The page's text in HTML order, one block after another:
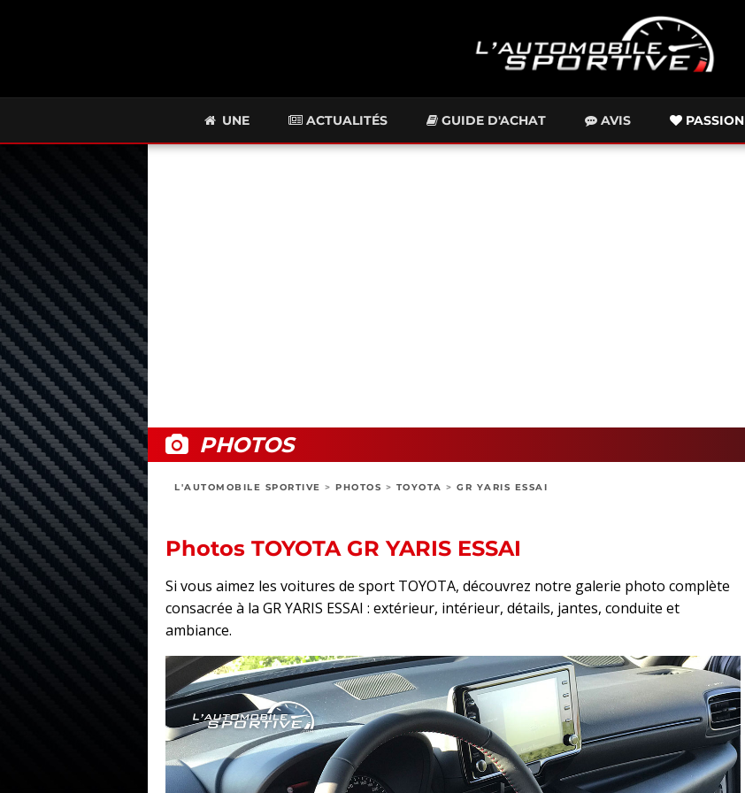
UNE ACTUALITÉS GUIDE D'ACHAT AVIS PASSION
PHOTOS
L'AUTOMOBILE SPORTIVE > PHOTOS > TOYOTA > GR YARIS ESSAI
Photos TOYOTA GR YARIS ESSAI
Si vous aimez les voitures de sport TOYOTA, découvrez notre galerie photo complète
consacrée à la GR YARIS ESSAI : extérieur, intérieur, détails, jantes, conduite et
ambiance.